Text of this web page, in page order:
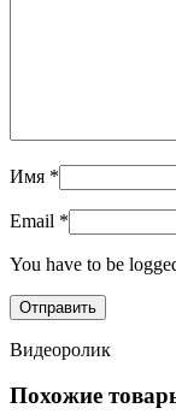
Имя *
Email *
You have to be
Видеоролик
Похожие